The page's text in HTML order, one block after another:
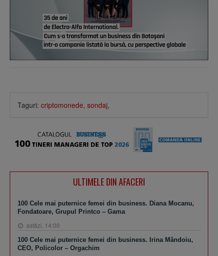
Taguri: criptomonede, sondaj,
ULTIMELE DIN AFACERI
100 Cele mai puternice femei din business. Diana Mocanu,
Fondatoare, Grupul Printco – Gama
astăzi, 14:00
100 Cele mai puternice femei din business. Irina Măndoiu,
CEO, Policolor – Orgachim